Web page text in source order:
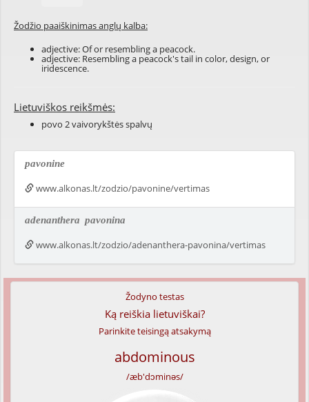
Žodžio paaiškinimas anglų kalba:
adjective: Of or resembling a peacock.
adjective: Resembling a peacock's tail in color, design, or
iridescence.
Lietuviškos reikšmės:
povo 2 vaivorykštės spalvų
pavonine
www.alkonas.lt/zodzio/pavonine/vertimas
adenanthera pavonina
www.alkonas.lt/zodzio/adenanthera-pavonina/vertimas
Žodyno testas
Ką reiškia lietuviškai?
Parinkite teisingą atsakymą
abdominous
/æb'dɔminəs/